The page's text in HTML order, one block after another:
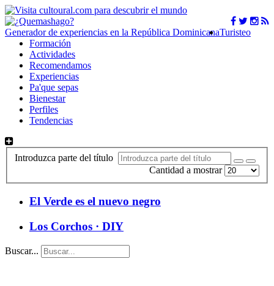
Generador de experiencias en la República DominicanaTuristeo
Formación
Actividades
Recomendamos
Experiencias
Pa'que sepas
Bienestar
Perfiles
Tendencias
Introduzca parte del título
Cantidad a mostrar
El Verde es el nuevo negro
Los Corchos · DIY
Buscar...